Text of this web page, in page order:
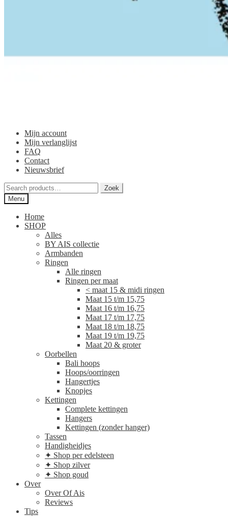
Mijn account
Mijn verlanglijst
FAQ
Contact
Nieuwsbrief
Zoeken
voor:
Zoek
Menu
Home
SHOP
Alles
BY AIS collectie
Armbanden
Ringen
Alle ringen
Ringen per maat
< maat 15 & midi ringen
Maat 15 t/m 15,75
Maat 16 t/m 16,75
Maat 17 t/m 17,75
Maat 18 t/m 18,75
Maat 19 t/m 19,75
Maat 20 & groter
Oorbellen
Bali hoops
Hoops/oorringen
Hangertjes
Knopjes
Kettingen
Complete kettingen
Hangers
Kettingen (zonder hanger)
Tassen
Handigheidjes
✦ Shop per edelsteen
✦ Shop zilver
✦ Shop goud
Over
Over Of Ais
Reviews
Tips